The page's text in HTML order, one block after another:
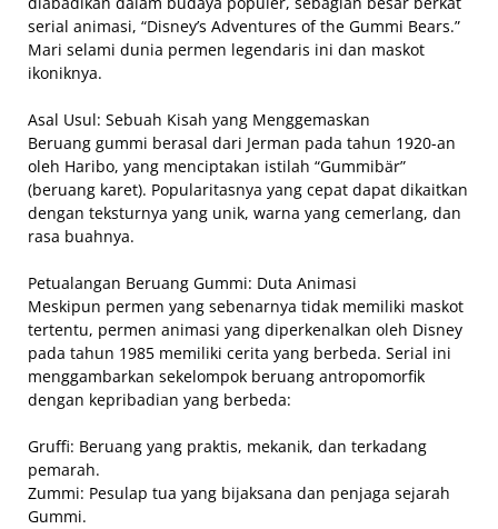
serial animasi, “Disney’s Adventures of the Gummi Bears.”
Mari selami dunia permen legendaris ini dan maskot
ikoniknya.
Asal Usul: Sebuah Kisah yang Menggemaskan
Beruang gummi berasal dari Jerman pada tahun 1920-an
oleh Haribo, yang menciptakan istilah “Gummibär”
(beruang karet). Popularitasnya yang cepat dapat dikaitkan
dengan teksturnya yang unik, warna yang cemerlang, dan
rasa buahnya.
Petualangan Beruang Gummi: Duta Animasi
Meskipun permen yang sebenarnya tidak memiliki maskot
tertentu, permen animasi yang diperkenalkan oleh Disney
pada tahun 1985 memiliki cerita yang berbeda. Serial ini
menggambarkan sekelompok beruang antropomorfik
dengan kepribadian yang berbeda:
Gruffi: Beruang yang praktis, mekanik, dan terkadang
pemarah.
Zummi: Pesulap tua yang bijaksana dan penjaga sejarah
Gummi.